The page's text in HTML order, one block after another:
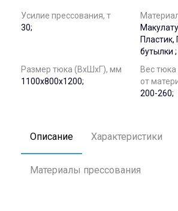
Усилие прессования, т
30;
бутылки ;
Размер тюка (ВхШхГ), мм
1100х800х1200;
Вес
от
200-260;
Описание Характеристики
Материалы прессования